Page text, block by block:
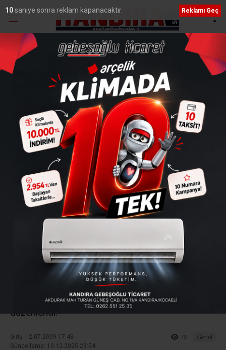
Ana Sayfa›Genel
Sigarayı Bırakma
Semineri
Kandıra Kaymakamlığı önceki gün, Kandıra’da
kurumlara İlçe Kaymakamı Hamza Erkal
Başkanlığında sigarayı bırakma semineri
düzenlendi.
Giriş: 12-07-2009 17:48
Güncelleme: 10-12-2025 23:54
78 Genel
10saniye sonra reklam kapanacaktır. Reklamı Geç